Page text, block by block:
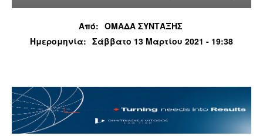
Από: ΟΜΑΔΑ ΣΥΝΤΑΞΗΣ
Ημερομηνία: Σάββατο 13 Μαρτίου 2021 - 19:38